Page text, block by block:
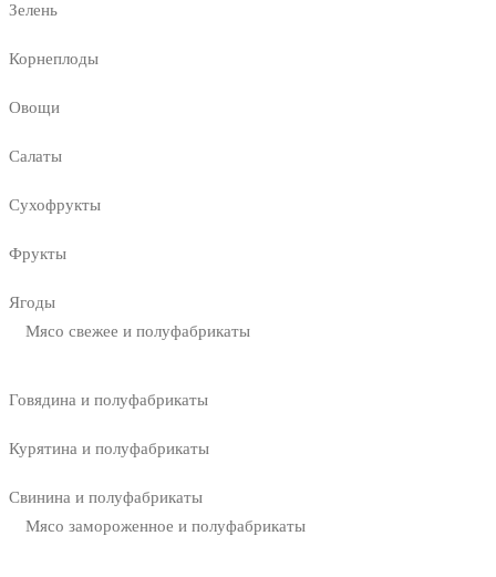
Зелень
Корнеплоды
Овощи
Салаты
Сухофрукты
Фрукты
Ягоды
Мясо свежее и полуфабрикаты
Говядина и полуфабрикаты
Курятина и полуфабрикаты
Свинина и полуфабрикаты
Мясо замороженное и полуфабрикаты